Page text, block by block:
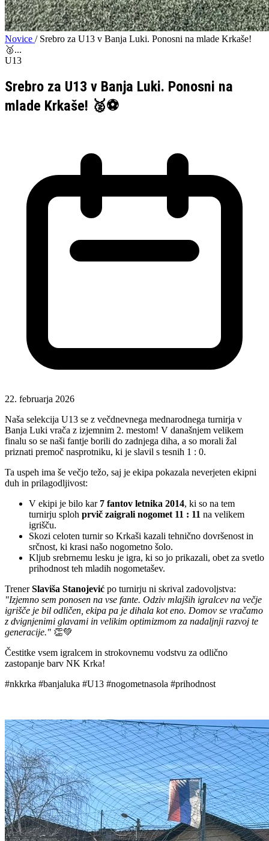
Novice / Srebro za U13 v Banja Luki. Ponosni na mlade Krkaše!
🥈...
U13
Srebro za U13 v Banja Luki. Ponosni na
mlade Krkaše! 🥈⚽️
22. februarja 2026
Naša selekcija U13 se z večdnevnega mednarodnega turnirja v
Banja Luki vrača z izjemnim 2. mestom! V današnjem velikem
finalu so se naši fantje borili do zadnjega diha, a so morali žal
priznati premoč nasprotniku, ki je slavil s tesnih 1 : 0.
Ta uspeh ima še večjo težo, saj je ekipa pokazala neverjeten ekipni
duh in prilagodljivost:
V ekipi je bilo kar 7 fantov letnika 2014, ki so na tem
turnirju sploh prvič zaigrali nogomet 11 : 11 na velikem
igrišču.
Skozi celoten turnir so Krkaši kazali tehnično dovršenost in
srčnost, ki krasi našo nogometno šolo.
Kljub srebrnemu lesku je igra, ki so jo prikazali, obet za svetlo
prihodnost teh mladih nogometašev.
TrenerSlaviša Stanojević po turnirju ni skrival zadovoljstva:
"Izjemno sem ponosen na vse fante. Odziv mlajših igralcev na večje
igrišče je bil odličen, ekipa pa je dihala kot eno. Domov se vračamo
z dvignjenimi glavami in velikim optimizmom za nadaljnji razvoj te
generacije." 👏💚
Čestitke vsem igralcem in strokovnemu vodstvu za odlično
zastopanje barv NK Krka!
#nkkrka #banjaluka #U13 #nogometnasola #prihodnost